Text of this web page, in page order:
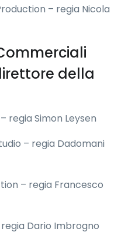
– regia Nicola
della
regia Simon Leysen
– regia Dadomani
– regia Francesco
Dario Imbrogno